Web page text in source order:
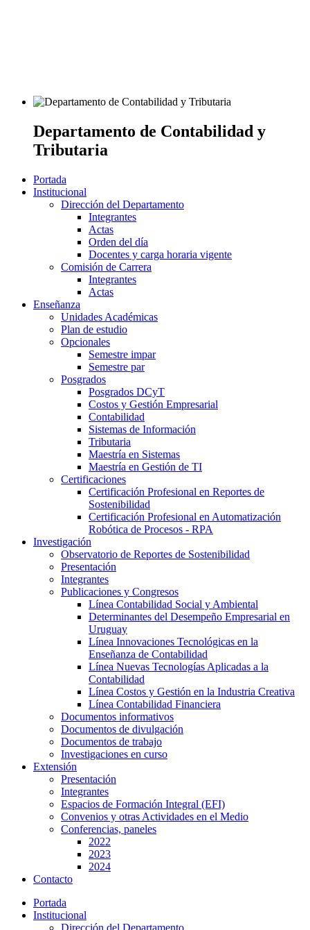
Departamento de Contabilidad y
Tributaria
Portada
Institucional
Dirección del Departamento
Integrantes
Actas
Orden del día
Docentes y carga horaria vigente
Comisión de Carrera
Integrantes
Actas
Enseñanza
Unidades Académicas
Plan de estudio
Opcionales
Semestre impar
Semestre par
Posgrados
Posgrados DCyT
Costos y Gestión Empresarial
Contabilidad
Sistemas de Información
Tributaria
Maestría en Sistemas
Maestría en Gestión de TI
Certificaciones
Certificación Profesional en Reportes de
Sostenibilidad
Certificación Profesional en Automatización
Robótica de Procesos - RPA
Investigación
Observatorio de Reportes de Sostenibilidad
Presentación
Integrantes
Publicaciones y Congresos
Línea Contabilidad Social y Ambiental
Determinantes del Desempeño Empresarial en
Uruguay
Línea Innovaciones Tecnológicas en la
Enseñanza de Contabilidad
Línea Nuevas Tecnologías Aplicadas a la
Contabilidad
Línea Costos y Gestión en la Industria Creativa
Línea Contabilidad Financiera
Documentos informativos
Documentos de divulgación
Documentos de trabajo
Investigaciones en curso
Extensión
Presentación
Integrantes
Espacios de Formación Integral (EFI)
Convenios y otras Actividades en el Medio
Conferencias, paneles
2022
2023
2024
Contacto
Portada
Institucional
Dirección del Departamento